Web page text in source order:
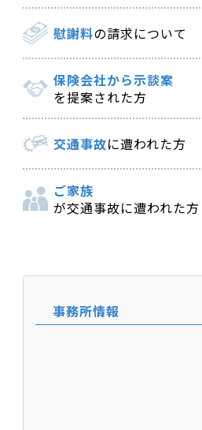
慰謝料の請求について
保険会社から示談案
を提案された方
交通事故に遭われた方
ご家族
が交通事故に遭われた方
事務所情報